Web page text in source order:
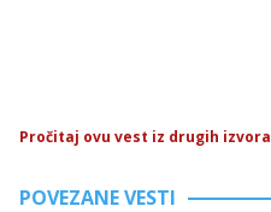
Pročitaj ovu vest iz drugih izvora
POVEZANE VESTI